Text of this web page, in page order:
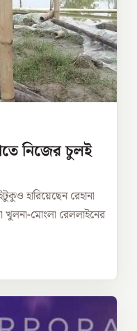
নিজের চুলই
হারিয়েছেন রেহানা
খুলনা-মোংলা রেললাইনের